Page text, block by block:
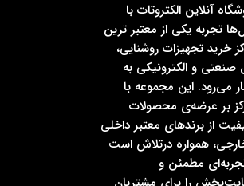
آنلاین الکتروتات با
تجربه یکی از معتبر ترین
خرید تجهیزات روشنایی،
صنعتی و الکترونیکی به
می‌رود. این مجموعه با
بر عرضه‌ی محصولات
از برندهای معتبر داخلی
همواره درتلاش است
مطمئن و